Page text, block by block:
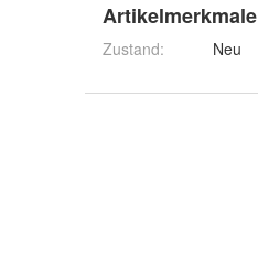
Artikelmerkmale
Zustand: Neu